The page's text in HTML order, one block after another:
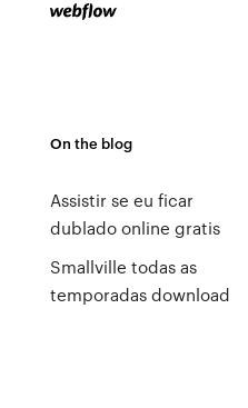
On the blog
Assistir se eu ficar
dublado online gratis
Smallville todas as
temporadas download